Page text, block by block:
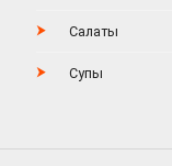
Салаты
Супы